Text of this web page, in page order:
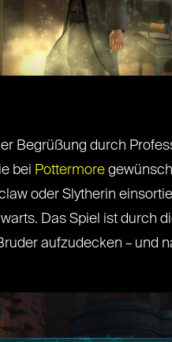
Begrüßung durch
bei Pottermore
oder Slytherin
Das Spiel ist durch
aufzudecken – und